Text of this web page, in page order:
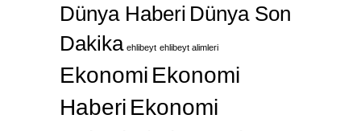
Dünya Haberi Dünya Son
Dakika ehlibeyt ehlibeyt alimleri
Ekonomi Ekonomi
Haberi Ekonomi